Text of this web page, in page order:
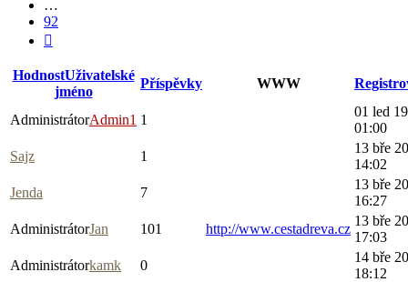
…
92
HodnostUživatelské
jméno
Příspěvky WWW
AdministrátorAdmin1 1
01 led
01:00
Sajz
1
13 bře
14:02
Jenda
7
13 bře
16:27
AdministrátorJan 101 http://www.cestadreva.cz
13 bře
17:03
Administrátorkamk 0
14 bře
18:12